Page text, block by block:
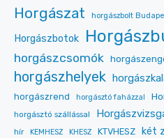
Horgászat horgászbolt
Horgászbotok
horgászcsomók
horgászhelyek
horgászrend horgásztó faházzal
horgásztó szállással
hír
KEMHESZ KHESZ KTVHESZ két